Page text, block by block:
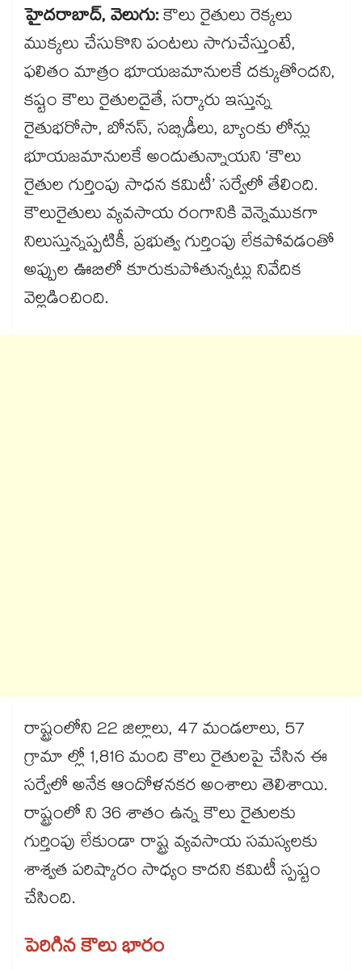
హైదరాబాద్, వెలుగు:కౌలు రైతులు రెక్కలు
ముక్కలు చేసుకొని పంటలు సాగుచేస్తుంటే,
ఫలితం మాత్రం భూయజమానులకే దక్కుతోందని,
కష్టం కౌలు రైతులదైతే, సర్కారు ఇస్తున్న
రైతుభరోసా, బోనస్, సబ్సిడీలు, బ్యాంకు లోన్లు
భూయజమానులకే అందుతున్నాయని ‘కౌలు
రైతుల గుర్తింపు సాధన కమిటీ’ సర్వేలో తేలింది.
కౌలురైతులు వ్యవసాయ రంగానికి వెన్నెముకగా
నిలుస్తున్నప్పటికీ, ప్రభుత్వ గుర్తింపు లేకపోవడంతో
అప్పుల ఊబిలో కూరుకుపోతున్నట్లు నివేదిక
వెల్లడించింది.
రాష్ట్రంలోని 22 జిల్లాలు, 47 మండలాలు, 57
గ్రామా ల్లో 1,816 మంది కౌలు రైతులపై చేసిన ఈ
సర్వేలో అనేక ఆందోళనకర అంశాలు తెలిశాయి.
రాష్ట్రంలో ని 36 శాతం ఉన్న కౌలు రైతులకు
గుర్తింపు లేకుండా రాష్ట్ర వ్యవసాయ సమస్యలకు
శాశ్వత పరిష్కారం సాధ్యం కాదని కమిటీ స్పష్టం
చేసింది.
పెరిగిన కౌలు భారం